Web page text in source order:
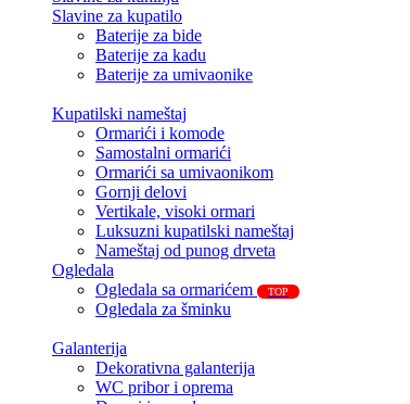
Slavine za kupatilo
Baterije za bide
Baterije za kadu
Baterije za umivaonike
Kupatilski nameštaj
Ormarići i komode
Samostalni ormarići
Ormarići sa umivaonikom
Gornji delovi
Vertikale, visoki ormari
Luksuzni kupatilski nameštaj
Nameštaj od punog drveta
Ogledala
Ogledala sa ormarićem
TOP
Ogledala za šminku
Galanterija
Dekorativna galanterija
WC pribor i oprema